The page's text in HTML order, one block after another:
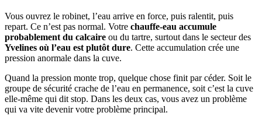
Vous ouvrez le robinet, l’eau arrive en force, puis ralentit, puis
repart. Ce n’est pas normal. Votre chauffe-eau accumule
probablement du calcaire ou du tartre, surtout dans le secteur des
Yvelines où l’eau est plutôt dure. Cette accumulation crée une
pression anormale dans la cuve.
Quand la pression monte trop, quelque chose finit par céder. Soit le
groupe de sécurité crache de l’eau en permanence, soit c’est la cuve
elle-même qui dit stop. Dans les deux cas, vous avez un problème
qui va vite devenir votre problème principal.